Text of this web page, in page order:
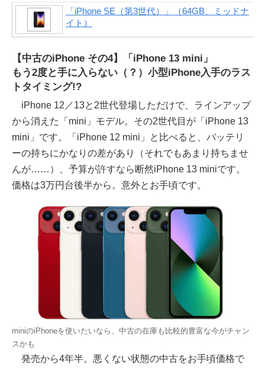
「iPhone SE（第3世代）」（64GB、ミッドナ
イト）
【中古のiPhone その4】「iPhone 13 mini」
もう2度と手に入らない（？）小型iPhone入手のラス
トタイミング!?
iPhone 12／13と2世代登場しただけで、ラインアップ
から消えた「mini」モデル。その2世代目が「iPhone 13
mini」です。「iPhone 12 mini」と比べると、バッテリ
ーの持ちにかなりの差があり（それでもあまり持ちませ
んが……）、予算が許すなら断然iPhone 13 miniです。
価格は3万円台後半から。意外とお手頃です。
miniのiPhoneを使いたいなら、中古の在庫も比較的豊富な今がチャン
スかも
発売から4年半。悪くない状態の中古をお手頃価格で